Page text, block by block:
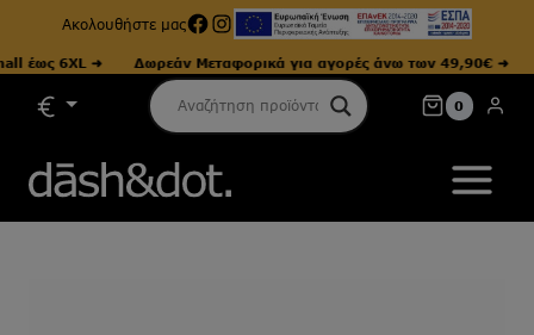
Ακολουθήστε μαςFacebook
Instagram
6XL ➜ Δωρεάν Μεταφορικά για αγορές άνω των 49,90€ ➜
0